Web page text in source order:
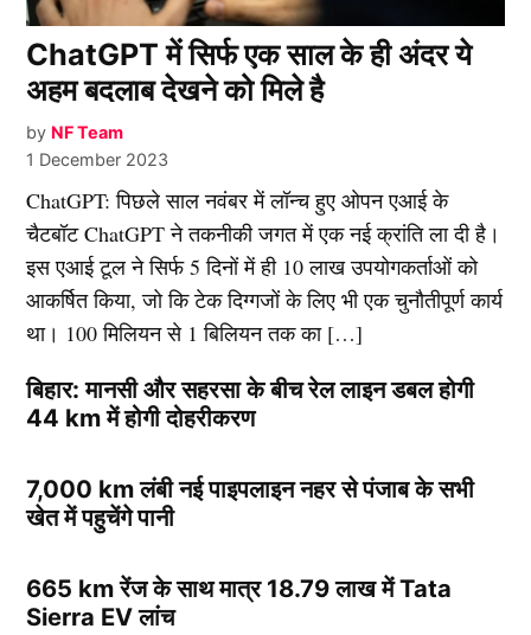
ChatGPT में सिर्फ एक साल के ही अंदर ये
अहम बदलाब देखने को मिले है
by NF Team
1 December 2023
ChatGPT: पिछले साल नवंबर में लॉन्च हुए ओपन एआई के
चैटबॉट ChatGPT ने तकनीकी जगत में एक नई क्रांति ला दी है।
इस एआई टूल ने सिर्फ 5 दिनों में ही 10 लाख उपयोगकर्ताओं को
आकर्षित किया, जो कि टेक दिग्गजों के लिए भी एक चुनौतीपूर्ण कार्य
था। 100 मिलियन से 1 बिलियन तक का […]
बिहार: मानसी और सहरसा के बीच रेल लाइन डबल होगी
44 km में होगी दोहरीकरण
7,000 km लंबी नई पाइपलाइन नहर से पंजाब के सभी
खेत में पहुचेंगे पानी
665 km रेंज के साथ मात्र 18.79 लाख में Tata
Sierra EV लांच